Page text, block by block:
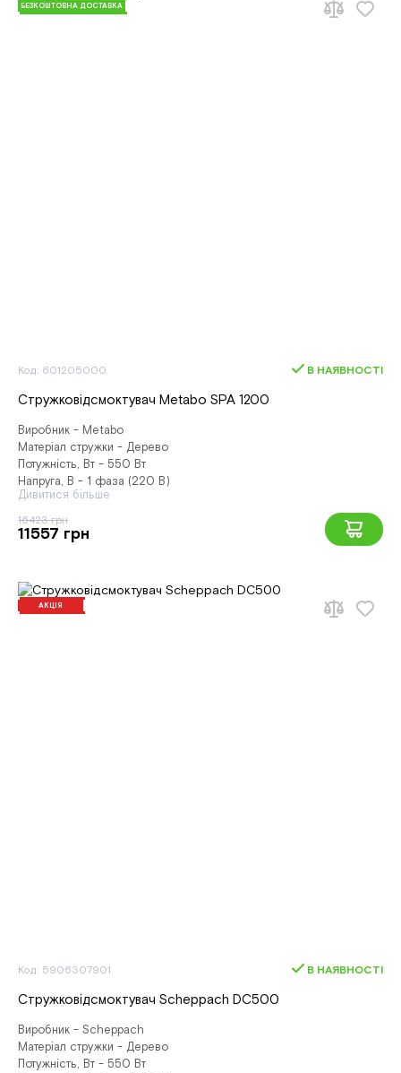
БЕЗКОШТОВНА ДОСТАВКА
Код: 601205000 В НАЯВНОСТІ
Стружковідсмоктувач Metabo SPA 1200
Виробник - Metabo
Матеріал стружки - Дерево
Потужність, Вт - 550 Вт
Напруга, В - 1 фаза (220 В)
Дивитися більше
16423 грн
11557 грн
АКЦІЯ
Код: 5906307901 В НАЯВНОСТІ
Стружковідсмоктувач Scheppach DC500
Виробник - Scheppach
Матеріал стружки - Дерево
Потужність, Вт - 550 Вт